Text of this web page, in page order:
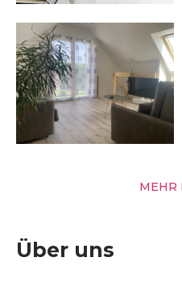
MEHR
Über uns